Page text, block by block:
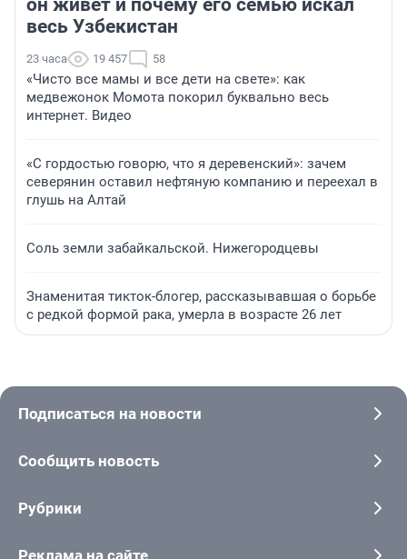
он живет и почему его семью искал
весь Узбекистан
23 часа 19 457 58
«Чисто все мамы и все дети на свете»: как
медвежонок Момота покорил буквально весь
интернет. Видео
«С гордостью говорю, что я деревенский»: зачем
северянин оставил нефтяную компанию и переехал в
глушь на Алтай
Соль земли забайкальской. Нижегородцевы
Знаменитая тикток-блогер, рассказывавшая о борьбе
с редкой формой рака, умерла в возрасте 26 лет
Подписаться на новости
Сообщить новость
Рубрики